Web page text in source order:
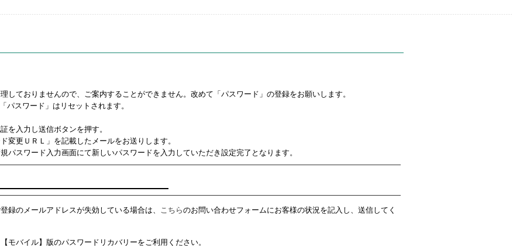
しておりませんので、ご案内することができません。改めて「パスワード」の登録をお願いします。
スワード」はリセットされます。
を入力し送信ボタンを押す。
変更ＵＲＬ」を記載したメールをお送りします。
パスワード入力画面にて新しいパスワードを入力していただき設定完了となります。
録のメールアドレスが失効している場合は、 こちらのお問い合わせフォームにお客様の状況を記入し、送信してく
モバイル】版のパスワードリカバリーをご利用ください。